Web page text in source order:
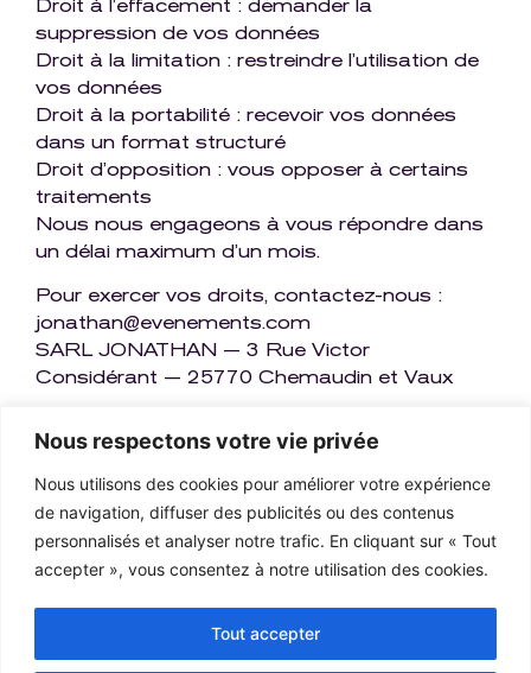
Nous respectons votre vie privée
Nous utilisons des cookies pour améliorer votre expérience
de navigation, diffuser des publicités ou des contenus
personnalisés et analyser notre trafic. En cliquant sur « Tout
accepter », vous consentez à notre utilisation des cookies.
Tout accepter
Droit à l’effacement : demander la
suppression de vos données
Droit à la limitation : restreindre l’utilisation de
vos données
Droit à la portabilité : recevoir vos données
dans un format structuré
Droit d’opposition : vous opposer à certains
traitements
Nous nous engageons à vous répondre dans
un délai maximum d’un mois.
Pour exercer vos droits, contactez-nous :
jonathan@evenements.com
SARL JONATHAN — 3 Rue Victor
Considérant — 25770 Chemaudin et Vaux
respectés, vous pouvez introduire une
réclamation auprès de la CNIL : www.cnil.fr — 3
Place de Fontenoy — 75007 Paris
8. Sécurité des données
Nous mettons en œuvre toutes les mesures
techniques et organisationnelles nécessaires
pour protéger vos données contre tout accès